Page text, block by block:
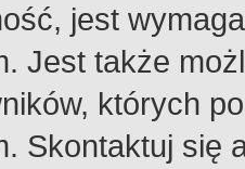
jest
Jest także
których
Skontaktuj się